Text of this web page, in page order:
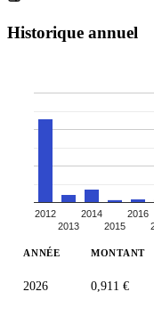
Historique annuel
2012
2013
2014
2015
2016
ANNÉE MONTANT
2026 0,911 €